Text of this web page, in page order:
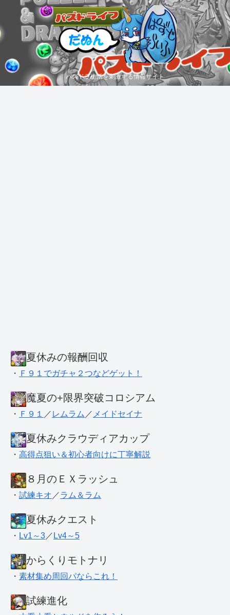
パズドラ生活を刺激する情報サイト
夏休みの報酬回収
・ Ｆ９１でガチャ２つなどゲット！
魔夏の+限界突破コロシアム
・ Ｆ９１ ／ レムラム ／ メイドセイナ
夏休みクラウディアカップ
・ 高得点狙い＆初心者向けに丁寧解説
８月のＥＸラッシュ
・ 試練キオ ／ラム＆ラム
夏休みクエスト
・ Lv1～3 ／ Lv4～5
からくりモトナリ
・ 素材集め周回パならこれ！
試練進化